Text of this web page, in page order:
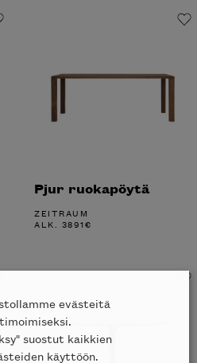
Pjur ruokapöytä
ZEITRAUM
ALK. 3891€
evästeitä
suostut kaikkien
käyttöön.